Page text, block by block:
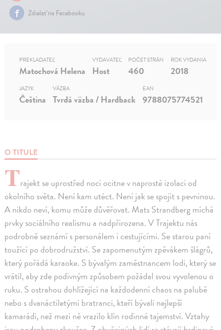
Zdielať na Facebooku
O TITULE
Trajekt se uprostřed noci ocitne v naprosté izolaci od
okolního světa. Není kam utéct. Není jak se spojit s pevninou.
A nikdo neví, komu může důvěřovat. Mats Strandberg míchá
prvky sociálního realismu a nadpřirozena. V Trajektu nás
podrobně seznámí s personálem i cestujícími. Se starou paní
toužící po dobrodružství. Se zapomenutým zpěvákem šlágrů,
který pořádá karaoke. S bývalým zaměstnancem lodi, který se
vrátil, aby zde podivným způsobem požádal svou vyvolenou o
ruku. S ostrahou dohlížející na každodenní chaos na palubě
nebo s dvanáctiletými bratranci, kteří bývali nejlepší
kamarádi, než mezi ně vrazilo klín rodinné tajemství. Vztahy
PREKLADATEĽ
Matochová Helena
VYDAVATEĽ
Host
POČET STRÁN
460
ROK VYDANIA
2018
JAZYK
Čeština
VÄZBA
Tvrdá väzba / Hardback
EAN
9788075774521